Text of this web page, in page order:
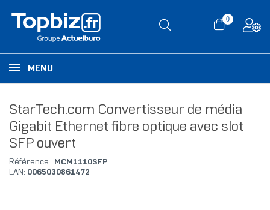
0
MENU
StarTech.com Convertisseur de média
Gigabit Ethernet fibre optique avec slot
SFP ouvert
Référence : MCM1110SFP
EAN: 0065030861472